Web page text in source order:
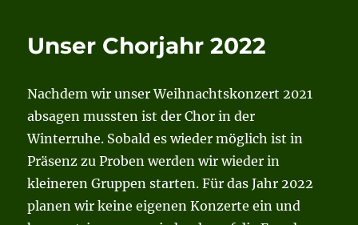
Unser Chorjahr 2022
Nachdem wir unser Weihnachtskonzert 2021
absagen mussten ist der Chor in der
Winterruhe. Sobald es wieder möglich ist in
Präsenz zu Proben werden wir wieder in
kleineren Gruppen starten. Für das Jahr 2022
planen wir keine eigenen Konzerte ein und